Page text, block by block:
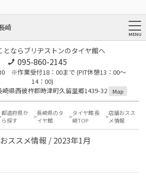
崎
とならブリヂストンのタイヤ館へ
095-860-2145
※作業受付18：00まで (PIT休憩13：00～
14：00)
県西彼杵郡時津町久留里郷1439-32
Map
都道府県か
ら探す
長崎県のタ
イヤ館
タイヤ館 長
崎TOP
店舗おスス
メ情報
ススメ情報 / 2023年1月